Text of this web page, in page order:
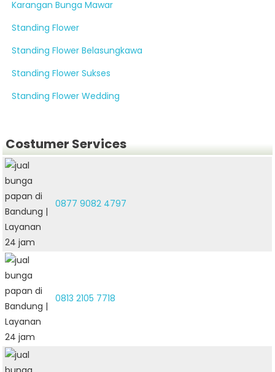
Karangan Bunga Mawar
Standing Flower
Standing Flower Belasungkawa
Standing Flower Sukses
Standing Flower Wedding
Costumer Services
0877 9082 4797
0813 2105 7718